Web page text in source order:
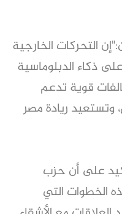
التحركات الخارجية
ذكاء الدبلوماسية
قوية تدعم
وتستعيد ريادة مصر
على أن حزب
الخطوات التي